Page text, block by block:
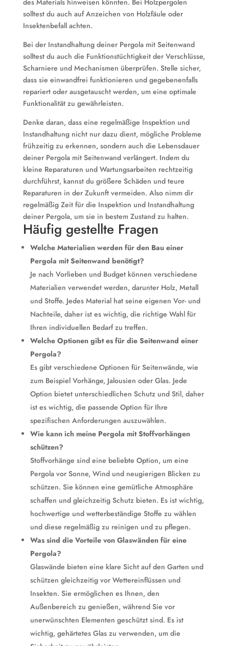
des Materials hinweisen könnten. Bei Holzpergolen
solltest du auch auf Anzeichen von Holzfäule oder
Insektenbefall achten.
Bei der Instandhaltung deiner Pergola mit Seitenwand
solltest du auch die Funktionstüchtigkeit der Verschlüsse,
Scharniere und Mechanismen überprüfen. Stelle sicher,
dass sie einwandfrei funktionieren und gegebenenfalls
repariert oder ausgetauscht werden, um eine optimale
Funktionalität zu gewährleisten.
Denke daran, dass eine regelmäßige Inspektion und
Instandhaltung nicht nur dazu dient, mögliche Probleme
frühzeitig zu erkennen, sondern auch die Lebensdauer
deiner Pergola mit Seitenwand verlängert. Indem du
kleine Reparaturen und Wartungsarbeiten rechtzeitig
durchführst, kannst du größere Schäden und teure
Reparaturen in der Zukunft vermeiden. Also nimm dir
regelmäßig Zeit für die Inspektion und Instandhaltung
deiner Pergola, um sie in bestem Zustand zu halten.
Häufig gestellte Fragen
Welche Materialien werden für den Bau einer
Pergola mit Seitenwand benötigt?
Je nach Vorlieben und Budget können verschiedene
Materialien verwendet werden, darunter Holz, Metall
und Stoffe. Jedes Material hat seine eigenen Vor- und
Nachteile, daher ist es wichtig, die richtige Wahl für
Ihren individuellen Bedarf zu treffen.
Welche Optionen gibt es für die Seitenwand einer
Pergola?
Es gibt verschiedene Optionen für Seitenwände, wie
zum Beispiel Vorhänge, Jalousien oder Glas. Jede
Option bietet unterschiedlichen Schutz und Stil, daher
ist es wichtig, die passende Option für Ihre
spezifischen Anforderungen auszuwählen.
Wie kann ich meine Pergola mit Stoffvorhängen
schützen?
Stoffvorhänge sind eine beliebte Option, um eine
Pergola vor Sonne, Wind und neugierigen Blicken zu
schützen. Sie können eine gemütliche Atmosphäre
schaffen und gleichzeitig Schutz bieten. Es ist wichtig,
hochwertige und wetterbeständige Stoffe zu wählen
und diese regelmäßig zu reinigen und zu pflegen.
Was sind die Vorteile von Glaswänden für eine
Pergola?
Glaswände bieten eine klare Sicht auf den Garten und
schützen gleichzeitig vor Wettereinflüssen und
Insekten. Sie ermöglichen es Ihnen, den
Außenbereich zu genießen, während Sie vor
unerwünschten Elementen geschützt sind. Es ist
wichtig, gehärtetes Glas zu verwenden, um die